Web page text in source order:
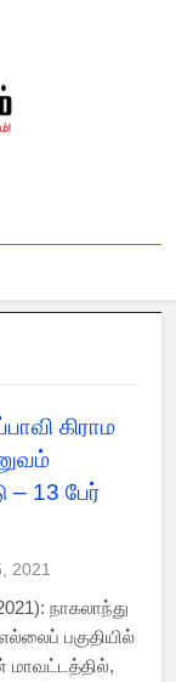
கிராம
– 13 பேர்
2021
நாகலாந்து
பகுதியில்